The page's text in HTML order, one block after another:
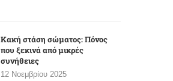
Κακή στάση σώματος: Πόνος
που ξεκινά από μικρές
συνήθειες
12 Νοεμβρίου 2025